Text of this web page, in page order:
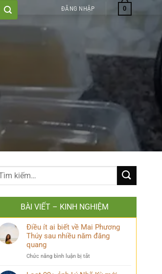
ĐĂNG NHẬP 0
BÀI VIẾT – KINH NGHIỆM
Điều ít ai biết về Mai Phương
Thúy sau nhiều năm đăng
quang
Chức năng bình luận bị tắt
ít